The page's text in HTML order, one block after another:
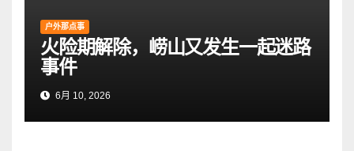
户外那点事
火险期解除，崂山又发生一起迷路
事件
6月 10, 2026